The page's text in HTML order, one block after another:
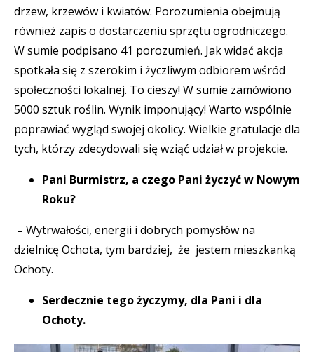
drzew, krzewów i kwiatów. Porozumienia obejmują
również zapis o dostarczeniu sprzętu ogrodniczego.
W sumie podpisano 41 porozumień. Jak widać akcja
spotkała się z szerokim i życzliwym odbiorem wśród
społeczności lokalnej. To cieszy! W sumie zamówiono
5000 sztuk roślin. Wynik imponujący! Warto wspólnie
poprawiać wygląd swojej okolicy. Wielkie gratulacje dla
tych, którzy zdecydowali się wziąć udział w projekcie.
Pani Burmistrz, a czego Pani życzyć w Nowym
Roku?
– Wytrwałości, energii i dobrych pomysłów na
dzielnicę Ochota, tym bardziej, że jestem mieszkanką
Ochoty.
Serdecznie tego życzymy, dla Pani i dla
Ochoty.